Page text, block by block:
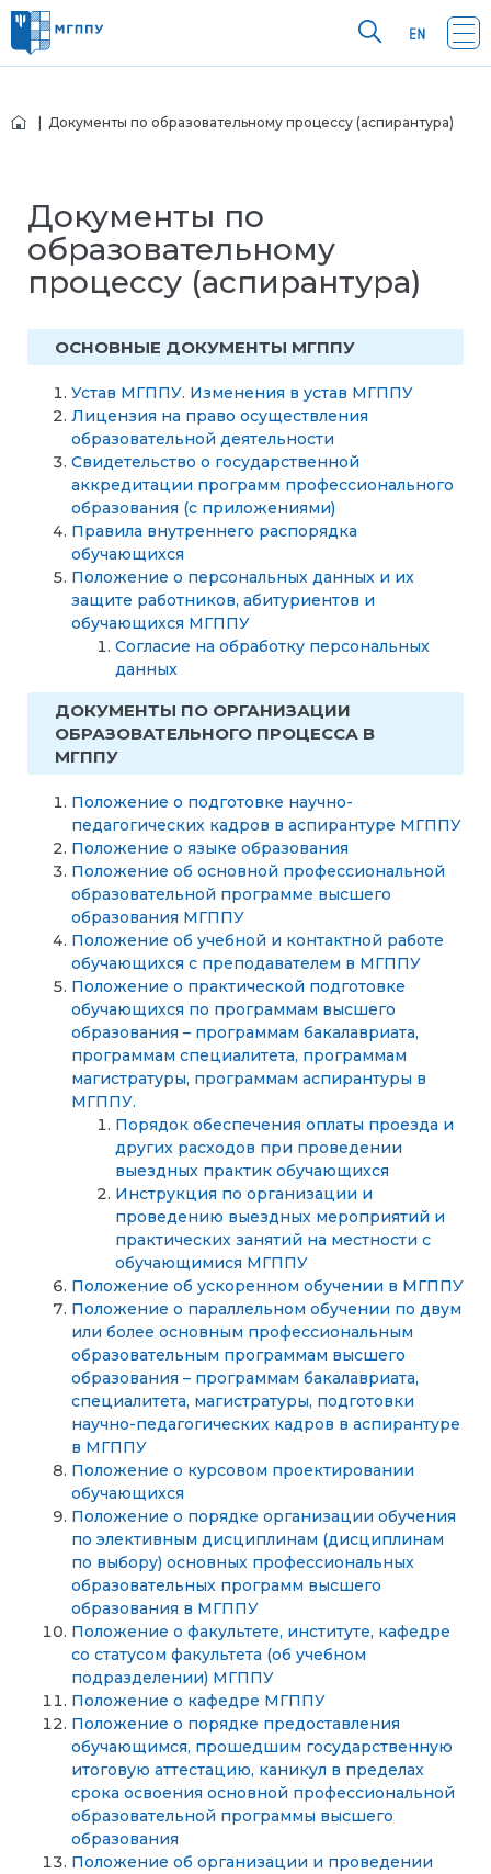
| Документы по образовательному процессу (аспирантура)
Документы по
образовательному
процессу (аспирантура)
ОСНОВНЫЕ ДОКУМЕНТЫ МГППУ
Устав МГППУ. Изменения в устав МГППУ
Лицензия на право осуществления
образовательной деятельности
Свидетельство о государственной
аккредитации программ профессионального
образования (с приложениями)
Правила внутреннего распорядка
обучающихся
Положение о персональных данных и их
защите работников, абитуриентов и
обучающихся МГППУ
Согласие на обработку персональных
данных
ДОКУМЕНТЫ ПО ОРГАНИЗАЦИИ
ОБРАЗОВАТЕЛЬНОГО ПРОЦЕССА В
МГППУ
Положение о подготовке научно-
педагогических кадров в аспирантуре МГППУ
Положение о языке образования
Положение об основной профессиональной
образовательной программе высшего
образования МГППУ
Положение об учебной и контактной работе
обучающихся с преподавателем в МГППУ
Положение о практической подготовке
обучающихся по программам высшего
образования – программам бакалавриата,
программам специалитета, программам
магистратуры, программам аспирантуры в
МГППУ.
Порядок обеспечения оплаты проезда и
других расходов при проведении
выездных практик обучающихся
Инструкция по организации и
проведению выездных мероприятий и
практических занятий на местности с
обучающимися МГППУ
Положение об ускоренном обучении в МГППУ
Положение о параллельном обучении по двум
или более основным профессиональным
образовательным программам высшего
образования – программам бакалавриата,
специалитета, магистратуры, подготовки
научно-педагогических кадров в аспирантуре
в МГППУ
Положение о курсовом проектировании
обучающихся
Положение о порядке организации обучения
по элективным дисциплинам (дисциплинам
по выбору) основных профессиональных
образовательных программ высшего
образования в МГППУ
Положение о факультете, институте, кафедре
со статусом факультета (об учебном
подразделении) МГППУ
Положение о кафедре МГППУ
Положение о порядке предоставления
обучающимся, прошедшим государственную
итоговую аттестацию, каникул в пределах
срока освоения основной профессиональной
образовательной программы высшего
образования
Положение об организации и проведении